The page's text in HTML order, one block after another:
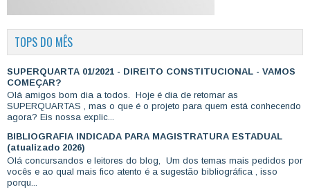
TOPS DO MÊS
SUPERQUARTA 01/2021 - DIREITO CONSTITUCIONAL - VAMOS
COMEÇAR?
Olá amigos bom dia a todos. Hoje é dia de retomar as
SUPERQUARTAS , mas o que é o projeto para quem está conhecendo
agora? Eis nossa explic...
BIBLIOGRAFIA INDICADA PARA MAGISTRATURA ESTADUAL
(atualizado 2026)
Olá concursandos e leitores do blog, Um dos temas mais pedidos por
vocês e ao qual mais fico atento é a sugestão bibliográfica , isso
porqu...